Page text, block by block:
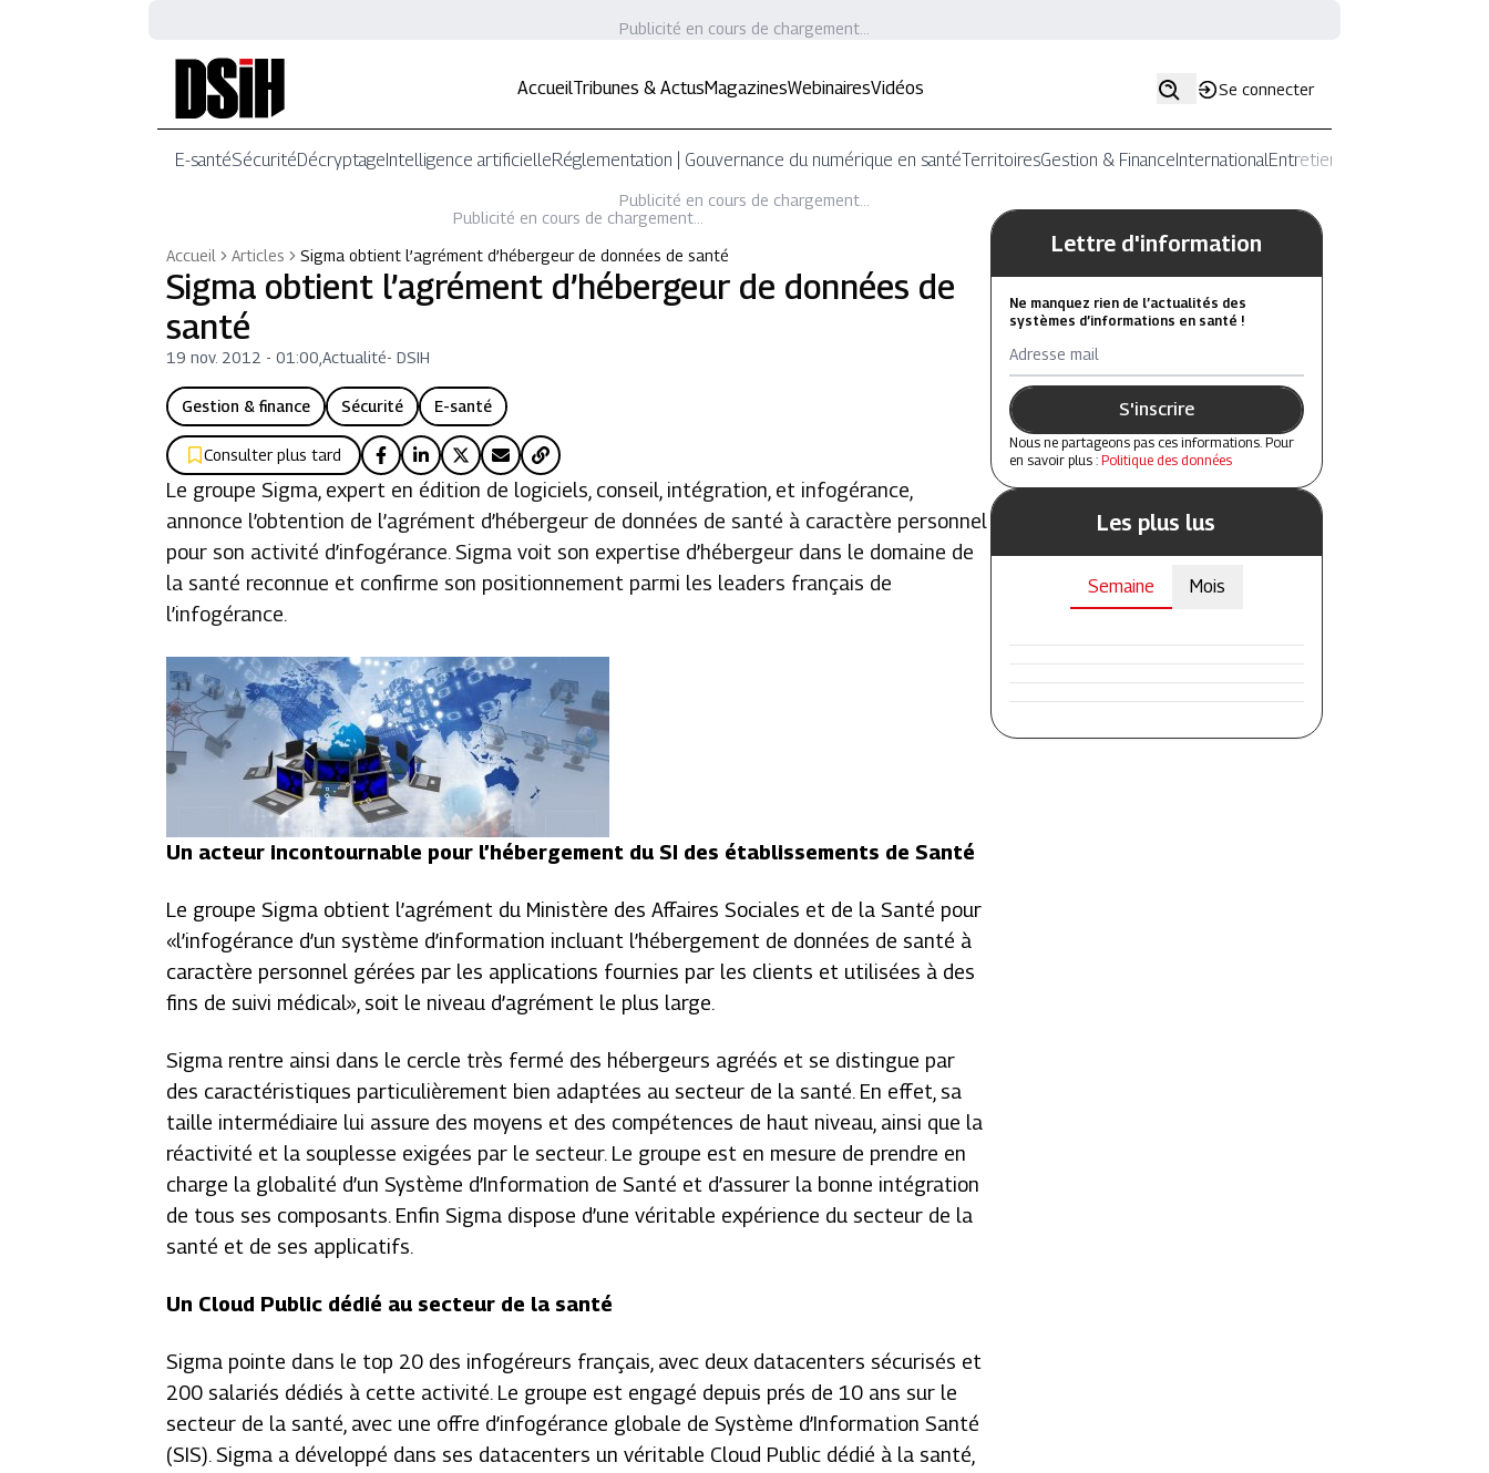
Publicité en cours de chargement...
AccueilTribunes & ActusMagazinesWebinairesVidéos Se connecter
E-santéSécuritéDécryptageIntelligence artificielleRéglementation | Gouvernance du numérique en santéTerritoiresGestion & FinanceInternationalEntretiens
Publicité en cours de chargement...
Publicité en cours de chargement...
Accueil
Articles Sigma obtient l’agrément d’hébergeur de données de santé
Sigma obtient l’agrément d’hébergeur de données de
santé
19 nov. 2012 - 01:00 ,Actualité-DSIH
Gestion & finance Sécurité E-santé
Consulter plus tard
Le groupe Sigma, expert en édition de logiciels, conseil, intégration, et infogérance,
annonce l’obtention de l’agrément d’hébergeur de données de santé à caractère personnel
pour son activité d’infogérance. Sigma voit son expertise d’hébergeur dans le domaine de
la santé reconnue et confirme son positionnement parmi les leaders français de
l’infogérance.
Un acteur incontournable pour l’hébergement du SI des établissements de Santé
Le groupe Sigma obtient l’agrément du Ministère des Affaires Sociales et de la Santé pour
«l’infogérance d’un système d’information incluant l’hébergement de données de santé à
caractère personnel gérées par les applications fournies par les clients et utilisées à des
fins de suivi médical», soit le niveau d’agrément le plus large.
Sigma rentre ainsi dans le cercle très fermé des hébergeurs agréés et se distingue par
des caractéristiques particulièrement bien adaptées au secteur de la santé. En effet, sa
taille intermédiaire lui assure des moyens et des compétences de haut niveau, ainsi que la
réactivité et la souplesse exigées par le secteur. Le groupe est en mesure de prendre en
charge la globalité d’un Système d’Information de Santé et d’assurer la bonne intégration
de tous ses composants. Enfin Sigma dispose d’une véritable expérience du secteur de la
santé et de ses applicatifs.
Un Cloud Public dédié au secteur de la santé
Sigma pointe dans le top 20 des infogéreurs français, avec deux datacenters sécurisés et
200 salariés dédiés à cette activité. Le groupe est engagé depuis prés de 10 ans sur le
secteur de la santé, avec une offre d’infogérance globale de Système d’Information Santé
(SIS). Sigma a développé dans ses datacenters un véritable Cloud Public dédié à la santé,
Lettre d'information
Ne manquez rien de l’actualités des
systèmes d’informations en santé !
Adresse mail
S'inscrire
Nous ne partageons pas ces informations. Pour
en savoir plus : Politique des données
Les plus lus
Semaine Mois